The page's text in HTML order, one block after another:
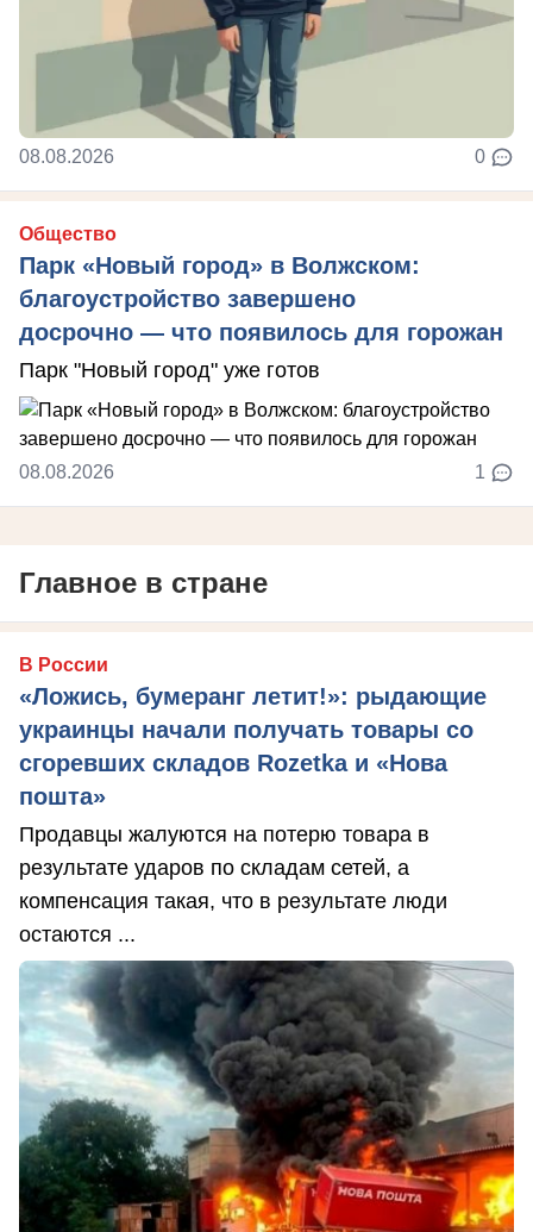
08.08.2026 0
Общество
Парк «Новый город» в Волжском:
благоустройство завершено
досрочно — что появилось для горожан
Парк "Новый город" уже готов
08.08.2026 1
Главное в стране
В России
«Ложись, бумеранг летит!»: рыдающие
украинцы начали получать товары со
сгоревших складов Rozetka и «Нова
пошта»
Продавцы жалуются на потерю товара в
результате ударов по складам сетей, а
компенсация такая, что в результате люди
остаются ...